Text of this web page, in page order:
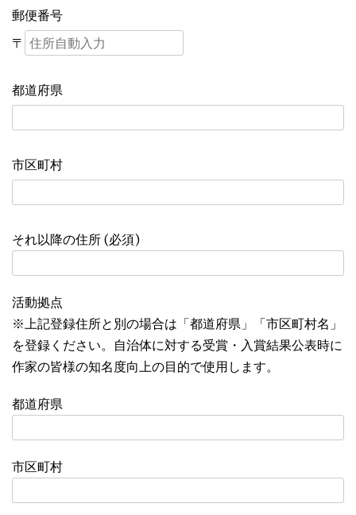
郵便番号
〒
都道府県
市区町村
それ以降の住所 (必須)
活動拠点
※上記登録住所と別の場合は「都道府県」「市区町村名」
を登録ください。自治体に対する受賞・入賞結果公表時に
作家の皆様の知名度向上の目的で使用します。
都道府県
市区町村